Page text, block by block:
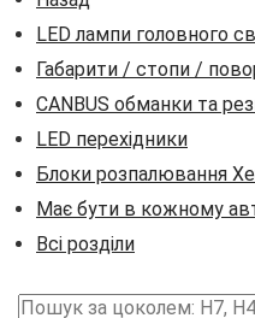
LED лампи головного
Габарити / стопи /
CANBUS обманки та
LED перехідники
Блоки розпалювання
Має бути в кожному
Всі розділи